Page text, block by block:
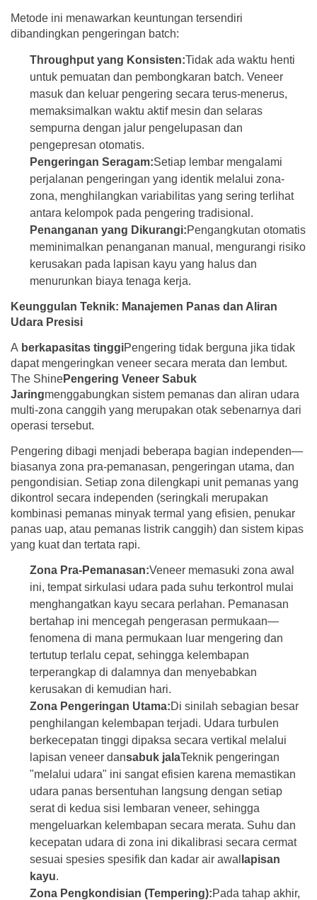
Metode ini menawarkan keuntungan tersendiri
dibandingkan pengeringan batch:
Throughput yang Konsisten:Tidak ada waktu henti
untuk pemuatan dan pembongkaran batch. Veneer
masuk dan keluar pengering secara terus-menerus,
memaksimalkan waktu aktif mesin dan selaras
sempurna dengan jalur pengelupasan dan
pengepresan otomatis.
Pengeringan Seragam:Setiap lembar mengalami
perjalanan pengeringan yang identik melalui zona-
zona, menghilangkan variabilitas yang sering terlihat
antara kelompok pada pengering tradisional.
Penanganan yang Dikurangi:Pengangkutan otomatis
meminimalkan penanganan manual, mengurangi risiko
kerusakan pada lapisan kayu yang halus dan
menurunkan biaya tenaga kerja.
Keunggulan Teknik: Manajemen Panas dan Aliran
Udara Presisi
A berkapasitas tinggiPengering tidak berguna jika tidak
dapat mengeringkan veneer secara merata dan lembut.
The ShinePengering Veneer Sabuk
Jaringmenggabungkan sistem pemanas dan aliran udara
multi-zona canggih yang merupakan otak sebenarnya dari
operasi tersebut.
Pengering dibagi menjadi beberapa bagian independen—
biasanya zona pra-pemanasan, pengeringan utama, dan
pengondisian. Setiap zona dilengkapi unit pemanas yang
dikontrol secara independen (seringkali merupakan
kombinasi pemanas minyak termal yang efisien, penukar
panas uap, atau pemanas listrik canggih) dan sistem kipas
yang kuat dan tertata rapi.
Zona Pra-Pemanasan:Veneer memasuki zona awal
ini, tempat sirkulasi udara pada suhu terkontrol mulai
menghangatkan kayu secara perlahan. Pemanasan
bertahap ini mencegah pengerasan permukaan—
fenomena di mana permukaan luar mengering dan
tertutup terlalu cepat, sehingga kelembapan
terperangkap di dalamnya dan menyebabkan
kerusakan di kemudian hari.
Zona Pengeringan Utama:Di sinilah sebagian besar
penghilangan kelembapan terjadi. Udara turbulen
berkecepatan tinggi dipaksa secara vertikal melalui
lapisan veneer dansabuk jalaTeknik pengeringan
"melalui udara" ini sangat efisien karena memastikan
udara panas bersentuhan langsung dengan setiap
serat di kedua sisi lembaran veneer, sehingga
mengeluarkan kelembapan secara merata. Suhu dan
kecepatan udara di zona ini dikalibrasi secara cermat
sesuai spesies spesifik dan kadar air awal lapisan
kayu.
Zona Pengkondisian (Tempering):Pada tahap akhir,